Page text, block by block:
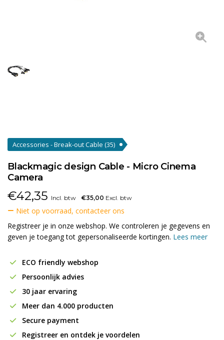
Accessories - Break-out Cable (35)
Blackmagic design Cable - Micro Cinema
Camera
€42,35 Incl. btw €35,00 Excl. btw
Niet op voorraad, contacteer ons
Registreer je in onze webshop. We controleren je gegevens en
geven je toegang tot gepersonaliseerde kortingen. Lees meer
ECO friendly webshop
Persoonlijk advies
30 jaar ervaring
Meer dan 4.000 producten
Secure payment
Registreer en ontdek je voordelen